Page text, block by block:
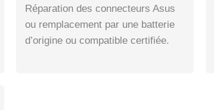
Réparation des connecteurs Asus
ou remplacement par une batterie
d’origine ou compatible certifiée.